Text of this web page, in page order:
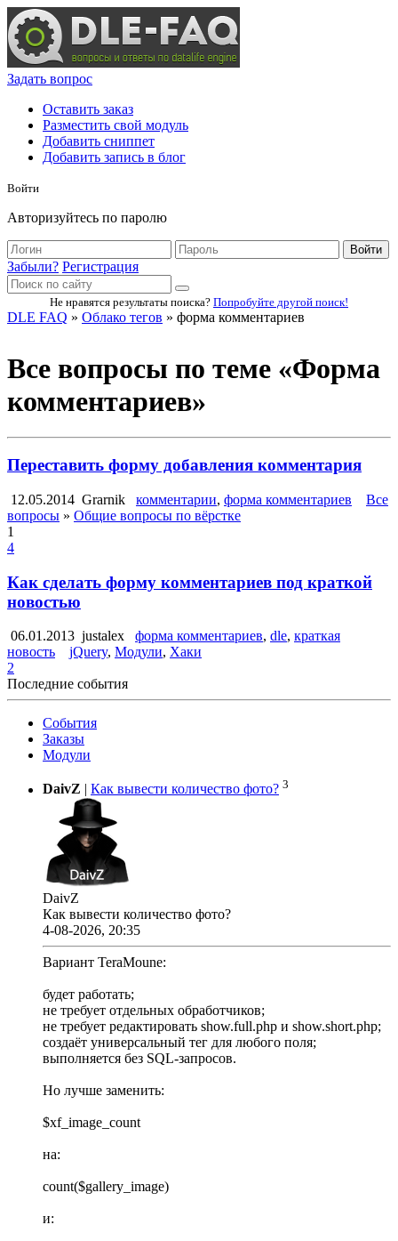
Задать вопрос
Оставить заказ
Разместить свой модуль
Добавить сниппет
Добавить запись в блог
Войти
Авторизуйтесь по паролю
Войти
Забыли? Регистрация
Не нравятся результаты поиска? Попробуйте другой поиск!
DLE FAQ » Облако тегов » форма комментариев
Все вопросы по теме «Форма
комментариев»
Переставить форму добавления комментария
12.05.2014 Grarnik комментарии, форма комментариев
Все
вопросы » Общие вопросы по вёрстке
1
4
Как сделать форму комментариев под краткой
новостью
06.01.2013 justalex форма комментариев, dle, краткая
новость
jQuery, Модули, Хаки
2
Последние события
События
Заказы
Модули
DaivZ Как вывести количество фото? 3
DaivZ
Как вывести количество фото?
4-08-2026, 20:35
Вариант TeraMoune:
будет работать;
не требует отдельных обработчиков;
не требует редактировать show.full.php и show.short.php;
создаёт универсальный тег для любого поля;
выполняется без SQL-запросов.
Но лучше заменить:
$xf_image_count
на:
count($gallery_image)
и: